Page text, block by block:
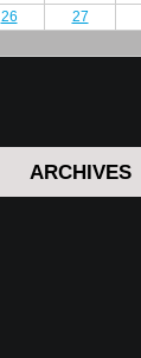
26 27
ARCHIVES